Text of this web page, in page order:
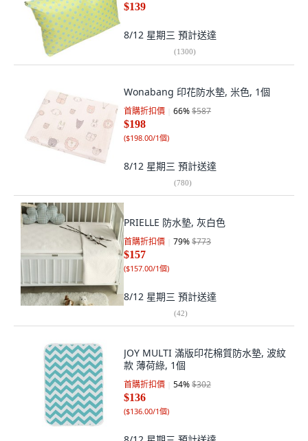
$139
8/12 星期三 預計送達
(1300)
Wonabang 印花防水墊, 米色, 1個
首購折扣價 66%$587
$198
($198.00/1個)
8/12 星期三 預計送達
(780)
PRIELLE 防水墊, 灰白色
首購折扣價 79%$773
$157
($157.00/1個)
8/12 星期三 預計送達
(42)
JOY MULTI 滿版印花棉質防水墊, 波紋
款 薄荷綠, 1個
首購折扣價 54%$302
$136
($136.00/1個)